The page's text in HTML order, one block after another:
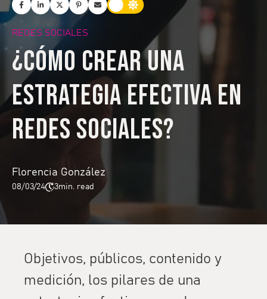
REDES SOCIALES
¿Cómo crear una
estrategia efectiva en
redes sociales?
Florencia González
08/03/24 3min. read
Objetivos, públicos, contenido y
medición, los pilares de una